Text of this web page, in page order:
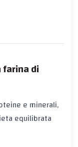
di
e minerali,
equilibrata